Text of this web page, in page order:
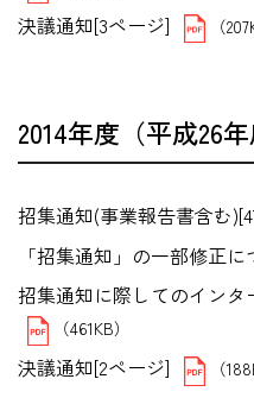
決議通知[3ページ] （
2014年度（平成26
招集通知(事業報告書含む
「招集通知」の一部修正
招集通知に際してのインタ
（461KB）
決議通知[2ページ] （